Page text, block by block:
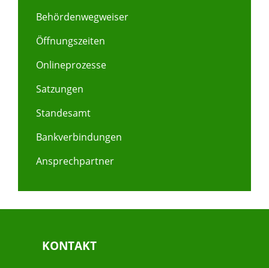
Behördenwegweiser
Öffnungszeiten
Onlineprozesse
Satzungen
Standesamt
Bankverbindungen
Ansprechpartner
KONTAKT